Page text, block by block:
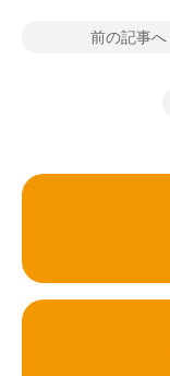
前の記事へ